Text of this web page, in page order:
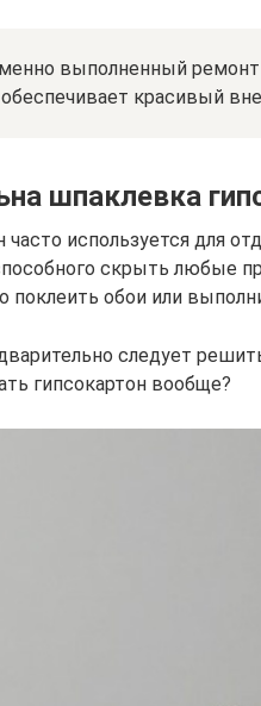
выполненный ремонт
красивый
шпаклевка
часто используется для
скрыть любые
поклеить обои или
следует
гипсокартон вообще?